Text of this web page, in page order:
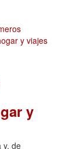
y
y, de